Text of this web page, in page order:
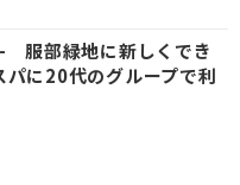
服部緑地に新しくでき
パに20代のグループで利